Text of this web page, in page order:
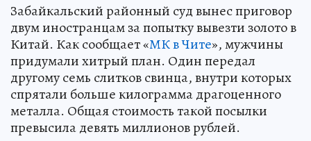
Забайкальский районный суд вынес приговор
двум иностранцам за попытку вывезти золото в
Китай. Как сообщает «МК в Чите», мужчины
придумали хитрый план. Один передал
другому семь слитков свинца, внутри которых
спрятали больше килограмма драгоценного
металла. Общая стоимость такой посылки
превысила девять миллионов рублей.